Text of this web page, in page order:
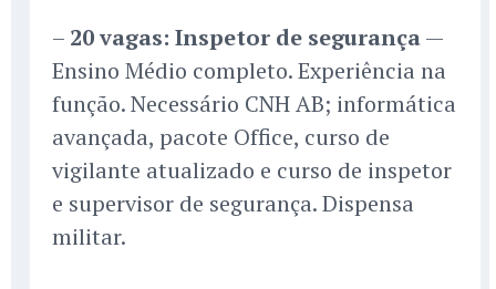
– 20 vagas: Inspetor de segurança—
Ensino Médio completo. Experiência na
função. Necessário CNH AB; informática
avançada, pacote Office, curso de
vigilante atualizado e curso de inspetor
e supervisor de segurança. Dispensa
militar.